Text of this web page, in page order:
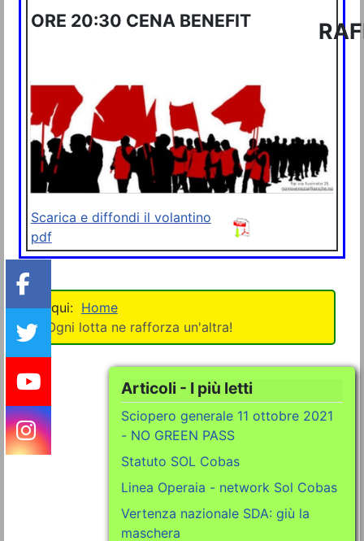
ORE 20:30 CENA BENEFIT
Scarica e diffondi il volantino
pdf
Home
Ogni lotta ne rafforza un'altra!
Articoli - I più letti
Sciopero generale 11 ottobre 2021
- NO GREEN PASS
Statuto SOL Cobas
Linea Operaia - network Sol Cobas
Vertenza nazionale SDA: giù la
maschera